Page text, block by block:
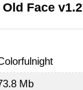
Face v1.2
Mb